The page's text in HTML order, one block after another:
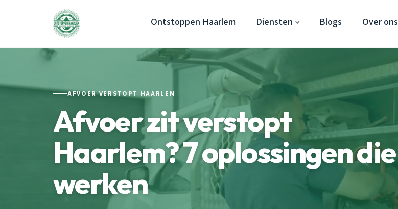
Ontstoppen Haarlem Diensten Blogs Over ons
AFVOER VERSTOPT HAARLEM
Afvoer zit verstopt
Haarlem? 7 oplossingen die
werken